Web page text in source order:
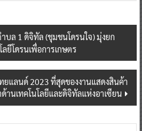
บล 1 ดิจิทัล (ชุมชนโดรนใจ) มุ่งยก
ยีโดรนเพื่อการเกษตร
ยแลนด์ 2023 ที่สุดของงานแสดงสินค้า
านเทคโนโลยีและดิจิทัลแห่งอาเซียน